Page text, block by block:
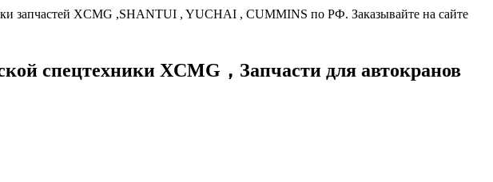
запчастей XCMG ,SHANTUI , YUCHAI , CUMMINS по РФ. Заказывайте на сайте
спецтехники XCMG， Запчасти для автокранов